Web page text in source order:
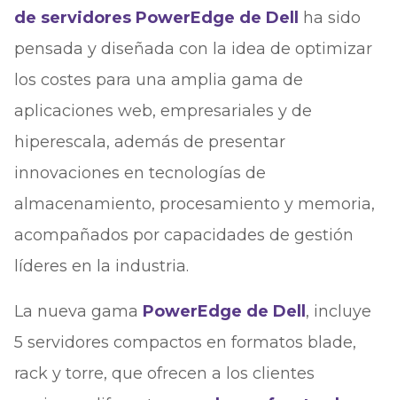
de servidores PowerEdge de Dell
ha sido
pensada y diseñada con la idea de optimizar
los costes para una amplia gama de
aplicaciones web, empresariales y de
hiperescala, además de presentar
innovaciones en tecnologías de
almacenamiento, procesamiento y memoria,
acompañados por capacidades de gestión
líderes en la industria.
La nueva gama PowerEdge de Dell , incluye
5 servidores compactos en formatos blade,
rack y torre, que ofrecen a los clientes